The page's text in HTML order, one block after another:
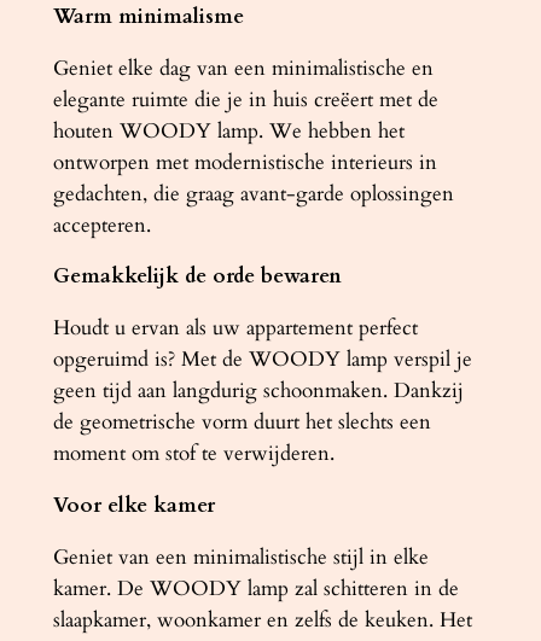
l
i
j
k
h
o
t
a
n
t
a
l
Warm minimalisme
Geniet elke dag van een minimalistische en
elegante ruimte die je in huis creëert met de
houten WOODY lamp. We hebben het
ontworpen met modernistische interieurs in
gedachten, die graag avant-garde oplossingen
accepteren.
Gemakkelijk de orde bewaren
Houdt u ervan als uw appartement perfect
opgeruimd is? Met de WOODY lamp verspil je
geen tijd aan langdurig schoonmaken. Dankzij
de geometrische vorm duurt het slechts een
moment om stof te verwijderen.
Voor elke kamer
Geniet van een minimalistische stijl in elke
kamer. De WOODY lamp zal schitteren in de
slaapkamer, woonkamer en zelfs de keuken. Het